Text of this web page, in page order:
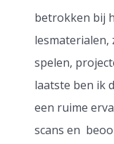
betrokken bij
lesmaterialen,
spelen,
laatste ben ik
een ruime
scans en